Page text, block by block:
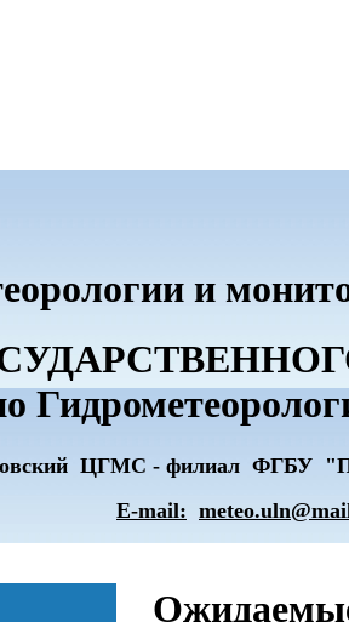
и
ЦГМС - филиал ФГБУ
E-mail: